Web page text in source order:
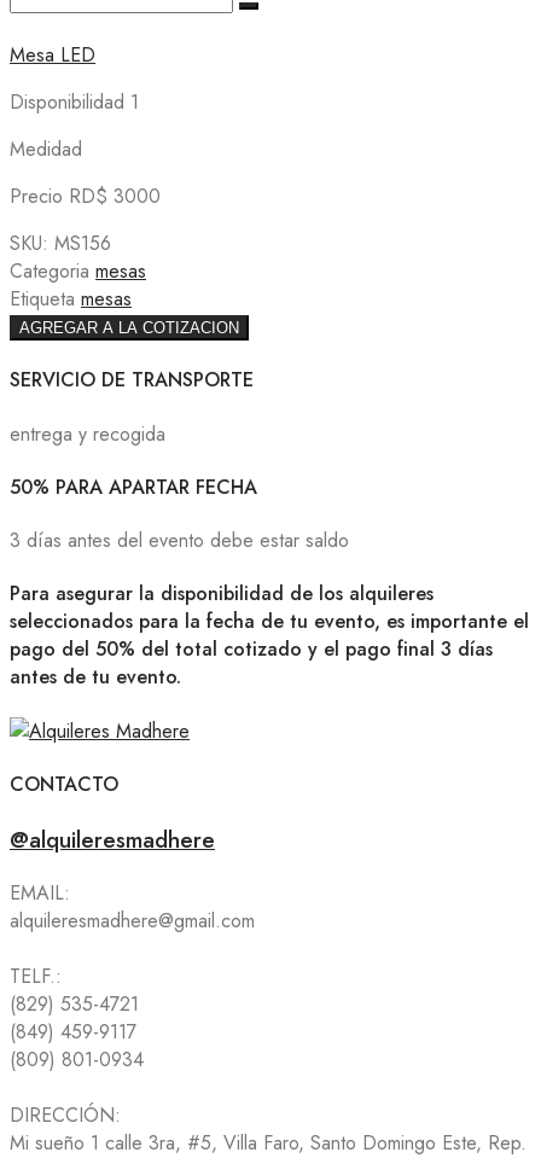
Mesa LED
Disponibilidad 1
Medidad
Precio RD$ 3000
SKU: MS156
Categoria mesas
Etiqueta mesas
AGREGAR A LA COTIZACION
SERVICIO DE TRANSPORTE
entrega y recogida
50% PARA APARTAR FECHA
3 días antes del evento debe estar saldo
Para asegurar la disponibilidad de los alquileres
seleccionados para la fecha de tu evento, es importante el
pago del 50% del total cotizado y el pago final 3 días
antes de tu evento.
CONTACTO
@alquileresmadhere
EMAIL:
alquileresmadhere@gmail.com
TELF.:
(829) 535-4721
(849) 459-9117
(809) 801-0934
DIRECCIÓN:
Mi sueño 1 calle 3ra, #5, Villa Faro, Santo Domingo Este, Rep.